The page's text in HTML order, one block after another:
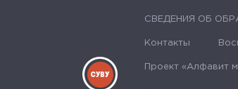
СВЕДЕНИЯ ОБ
Контакты
Проект «Алфавит